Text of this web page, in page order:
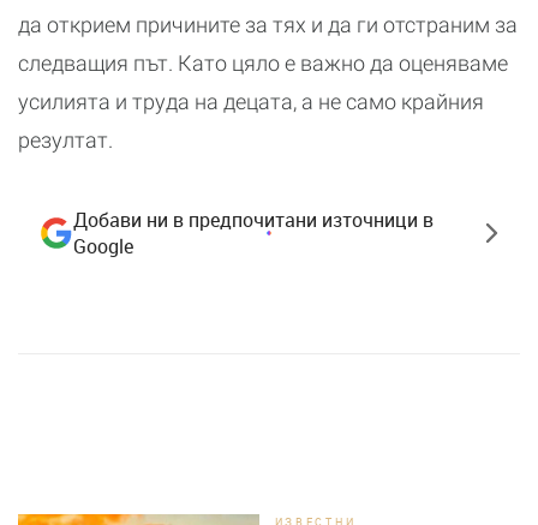
да открием причините за тях и да ги отстраним за
следващия път. Като цяло е важно да оценяваме
усилията и труда на децата, а не само крайния
резултат.
Добави ни в предпочитани източници в
Google